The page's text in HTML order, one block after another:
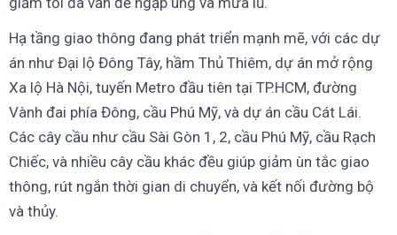
Hạ tầng giao thông đang phát triển mạnh mẽ, với các dự
án như Đại lộ Đông Tây, hầm Thủ Thiêm, dự án mở rộng
Xa lộ Hà Nội, tuyến Metro đầu tiên tại TP.HCM, đường
Vành đai phía Đông, cầu Phú Mỹ, và dự án cầu Cát Lái.
Các cây cầu như cầu Sài Gòn 1, 2, cầu Phú Mỹ, cầu Rạch
Chiếc, và nhiều cây cầu khác đều giúp giảm ùn tắc giao
thông, rút ngắn thời gian di chuyển, và kết nối đường bộ
và thủy.